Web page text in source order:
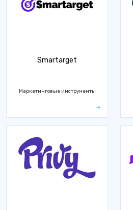
Smartarget
Маркетинговые инструменты